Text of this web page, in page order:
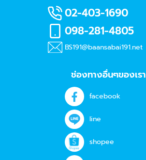
02-403-1690
098-281-4805
BS191@baansabai191.net
ช่องทางอื่นๆของเรา
facebook
line
shopee